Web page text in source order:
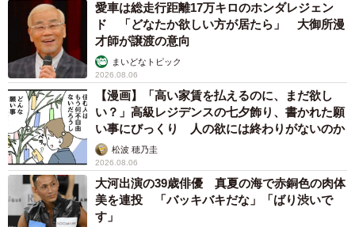
愛車は総走行距離17万キロのホンダレジェン
ド 「どなたか欲しい方が居たら」 大御所漫
才師が譲渡の意向
まいどなトピック
2026.08.06
【漫画】「高い家賃を払えるのに、まだ欲し
い？」高級レジデンスの七夕飾り、書かれた願
い事にびっくり 人の欲には終わりがないのか
松波 穂乃圭
2026.08.06
大河出演の39歳俳優 真夏の海で赤銅色の肉体
美を連投 「バッキバキだな」「ばり渋いで
す」